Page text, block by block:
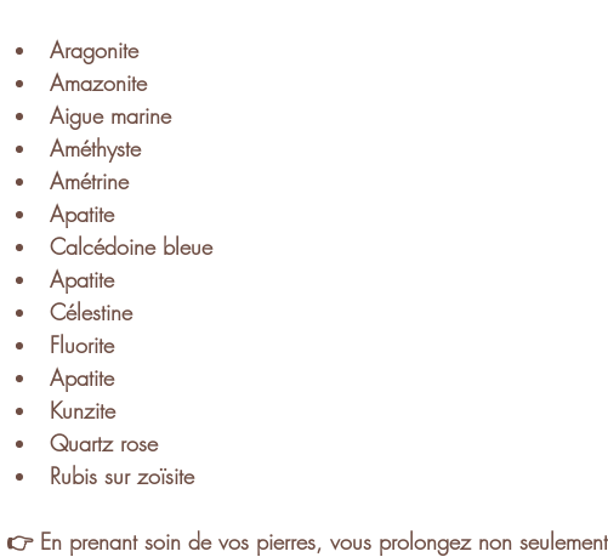
Aragonite
Amazonite
Aigue marine
Améthyste
Amétrine
Apatite
Calcédoine bleue
Apatite
Célestine
Fluorite
Apatite
Kunzite
Quartz rose
Rubis sur zoïsite
👉 En prenant soin de vos pierres, vous prolongez non